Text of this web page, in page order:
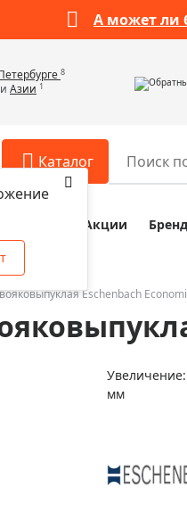
А может ли
8
и Азии 1
Каталог
Аксессуары для
Аксессуары для зрительных
Аксессуары для биноклей
Аксессуары для луп
Аксессуары для приборов
Распродажа оптики по
Акции
Eschenbach
мм